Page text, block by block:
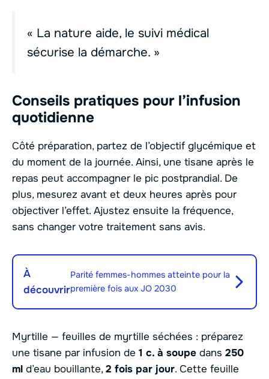
« La nature aide, le suivi médical
sécurise la démarche. »
Conseils pratiques pour l’infusion
quotidienne
Côté préparation, partez de l’objectif glycémique et
du moment de la journée. Ainsi, une tisane après le
repas peut accompagner le pic postprandial. De
plus, mesurez avant et deux heures après pour
objectiver l’effet. Ajustez ensuite la fréquence,
sans changer votre traitement sans avis.
À
découvrir
Parité femmes-hommes atteinte pour la
première fois aux JO 2030
Myrtille — feuilles de myrtille séchées : préparez
une tisane par infusion de 1 c. à soupe dans 250
ml d’eau bouillante,2 fois par jour. Cette feuille